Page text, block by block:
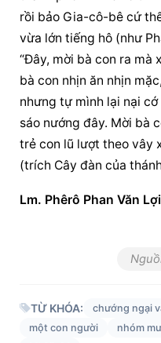
rồi bảo Gia-cô-bê cứ
vừa lớn tiếng hô (như
“Đây, mời bà con ra mà
bà con nhịn ăn nhịn
nhưng tự mình lại nại
sáo nướng đây. Mời bà
trẻ con lũ lượt theo vây
(trích Cây đàn của
Lm. Phêrô Phan Văn Lợi
TỪ KHÓA: chướng ngại
một con người
nhóm